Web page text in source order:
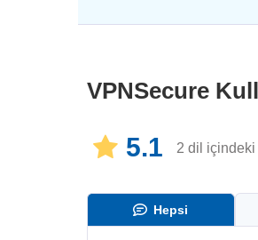
VPNSecure
5.1 2 dil içindeki
Hepsi